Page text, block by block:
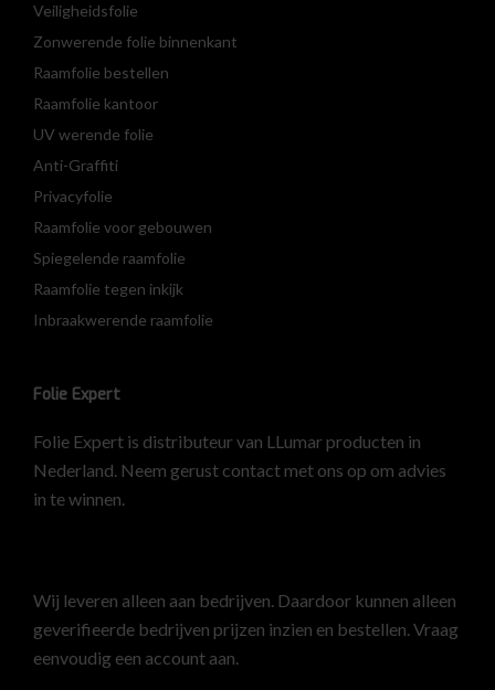
Veiligheidsfolie
Zonwerende folie binnenkant
Raamfolie bestellen
Raamfolie kantoor
UV werende folie
Anti-Graffiti
Privacyfolie
Raamfolie voor gebouwen
Spiegelende raamfolie
Raamfolie tegen inkijk
Inbraakwerende raamfolie
Folie Expert
Folie Expert is distributeur van LLumar producten in
Nederland. Neem gerust contact met ons op om advies
in te winnen.
Wij leveren alleen aan bedrijven. Daardoor kunnen alleen
geverifieerde bedrijven prijzen inzien en bestellen.Vraag
eenvoudig een account aan.